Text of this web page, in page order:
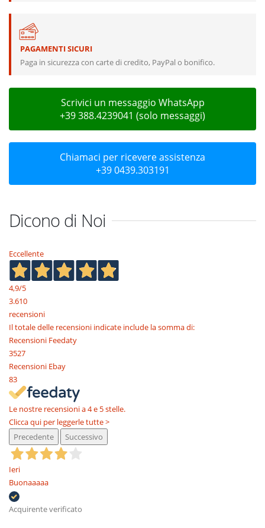
PAGAMENTI SICURI
Paga in sicurezza con carte di credito, PayPal o bonifico.
Scrivici un messaggio WhatsApp
+39 388.4239041 (solo messaggi)
Chiamaci per ricevere assistenza
+39 0439.303191
Dicono di Noi
Eccellente
4,9/5
3.610
recensioni
Il totale delle recensioni indicate include la somma di:
Recensioni Feedaty
3527
Recensioni Ebay
83
Le nostre recensioni a 4 e 5 stelle.
Clicca qui per leggerle tutte >
Precedente
Successivo
Ieri
Buonaaaaa
Acquirente verificato